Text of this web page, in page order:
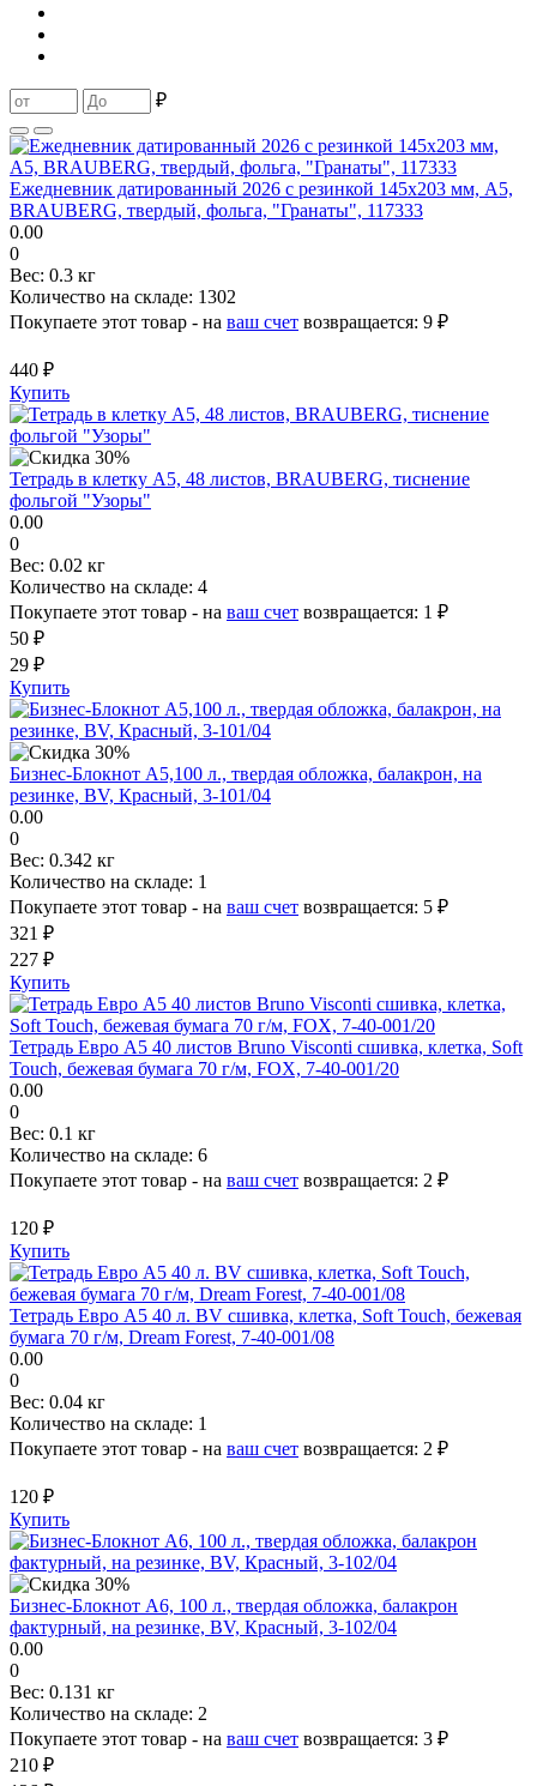
₽
Ежедневник датированный 2026 с резинкой 145х203 мм, А5,
BRAUBERG, твердый, фольга, "Гранаты", 117333
0.00
0
Вес: 0.3 кг
Количество на складе: 1302
Покупаете этот товар - на ваш счет возвращается: 9 ₽
440 ₽
Купить
Тетрадь в клетку А5, 48 листов, BRAUBERG, тиснение
фольгой "Узоры"
0.00
0
Вес: 0.02 кг
Количество на складе: 4
Покупаете этот товар - на ваш счет возвращается: 1 ₽
50 ₽
29 ₽
Купить
Бизнес-Блокнот А5,100 л., твердая обложка, балакрон, на
резинке, BV, Красный, 3-101/04
0.00
0
Вес: 0.342 кг
Количество на складе: 1
Покупаете этот товар - на ваш счет возвращается: 5 ₽
321 ₽
227 ₽
Купить
Тетрадь Евро А5 40 листов Bruno Visconti сшивка, клетка, Soft
Touch, бежевая бумага 70 г/м, FOX, 7-40-001/20
0.00
0
Вес: 0.1 кг
Количество на складе: 6
Покупаете этот товар - на ваш счет возвращается: 2 ₽
120 ₽
Купить
Тетрадь Евро А5 40 л. BV сшивка, клетка, Soft Touch, бежевая
бумага 70 г/м, Dream Forest, 7-40-001/08
0.00
0
Вес: 0.04 кг
Количество на складе: 1
Покупаете этот товар - на ваш счет возвращается: 2 ₽
120 ₽
Купить
Бизнес-Блокнот А6, 100 л., твердая обложка, балакрон
фактурный, на резинке, BV, Красный, 3-102/04
0.00
0
Вес: 0.131 кг
Количество на складе: 2
Покупаете этот товар - на ваш счет возвращается: 3 ₽
210 ₽